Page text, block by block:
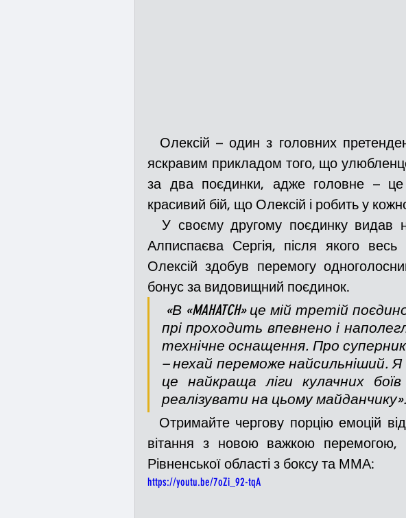
яскравим прикладом того, що
за два поєдинки, адже головне – це
красивий бій, що Олексій і робить у
Алписпаєва Сергія, після якого
Олексій здобув перемогу
бонус за видовищний поєдинок.
прі проходить впевнено і
технічне оснащення. Про
– нехай переможе найсильніший. Я
це найкраща ліги кулачних
реалізувати на цьому майданчику».
вітання з новою важкою
Рівненської області з боксу та ММА:
https://youtu.be/7oZi_92-tqA